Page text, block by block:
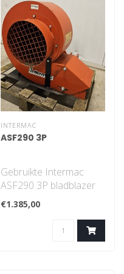
INTERMAC
ASF290 3P
Gebruikte Intermac
ASF290 3P bladblazer
Aandrijving PTO 540
€1.385,00